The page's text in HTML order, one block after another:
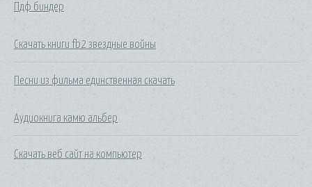
Пдф биндер
Скачать книги fb2 звездные войны
Песни из фильма единственная скачать
Аудиокнига камю альбер
Скачать веб сайт на компьютер